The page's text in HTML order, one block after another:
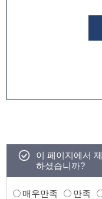
이 페이지에서
하셨습니까?
매우만족 만족